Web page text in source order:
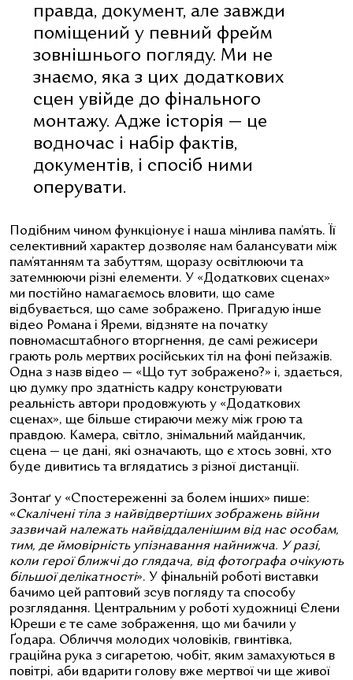
правда, документ, але завжди
поміщений у певний фрейм
зовнішнього погляду. Ми не
знаємо, яка з цих додаткових
сцен увійде до фінального
монтажу. Адже історія — це
водночас і набір фактів,
документів, і спосіб ними
оперувати.
Подібним чином функціонує і наша мінлива пам’ять.
Її
селективний характер дозволяє нам балансувати між
пам’ятанням та забуттям, щоразу освітлюючи та
затемнюючи різні елементи. У «Додаткових сценах»
ми постійно намагаємось вловити, що саме
відбувається, що саме зображено. Пригадую інше
відео Романа і Яреми, відзняте на початку
повномасштабного вторгнення, де самі режисери
грають роль мертвих російських тіл на фоні пейзажів.
Одна з назв відео — «Що тут зображено?» і, здається,
цю думку про здатність кадру конструювати
реальність автори продовжують у «Додаткових
сценах», ще більше стираючи межу між грою та
правдою. Камера, світло, знімальний майданчик,
сцена — це дані, які означають, що є хтось зовні, хто
буде дивитись та вглядатись з різної дистанції.
Зонтаґ у «Спостереженні за болем інших» пише:
«Скалічені тіла з найвідвертіших зображень війни
зазвичай належать найвіддаленішим від нас особам,
тим, де ймовірність упізнавання найнижча. У разі,
коли герої ближчі до глядача, від фотографа очікують
більшої делікатності». У фінальній роботі виставки
бачимо цей раптовий зсув погляду та способу
розглядання. Центральним у роботі художниці Єлени
Юреши є те саме зображення, що ми бачили у
Ґодара. Обличчя молодих чоловіків, гвинтівка,
граційна рука з сигаретою, чобіт, яким замахуються в
повітрі, аби вдарити голову вже мертвої чи ще живої